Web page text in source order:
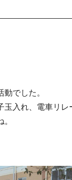
でした。
入れ、電車リレ